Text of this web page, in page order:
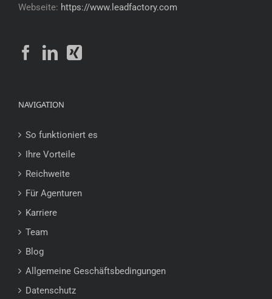
Webseite: https://www.leadfactory.com
NAVIGATION
So funktioniert es
Ihre Vorteile
Reichweite
Für Agenturen
Karriere
Team
Blog
Allgemeine Geschäftsbedingungen
Datenschutz